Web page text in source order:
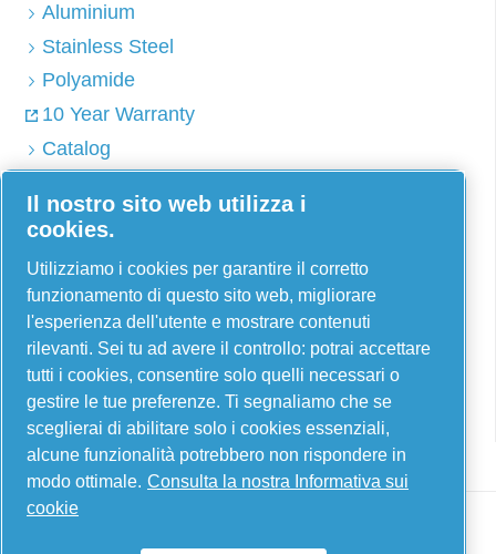
Aluminium
Stainless Steel
Polyamide
10 Year Warranty
Catalog
Via Selva Maiolo, 5/7 - 36075, Montecchio
Maggiore, Vicenza Italia
Contact us
Il nostro sito web utilizza i
cookies.
Utilizziamo i cookies per garantire il corretto
funzionamento di questo sito web, migliorare
l'esperienza dell'utente e mostrare contenuti
rilevanti. Sei tu ad avere il controllo: potrai accettare
tutti i cookies, consentire solo quelli necessari o
gestire le tue preferenze. Ti segnaliamo che se
sceglierai di abilitare solo i cookies essenziali,
alcune funzionalità potrebbero non rispondere in
modo ottimale. Consulta la nostra Informativa sui
cookie